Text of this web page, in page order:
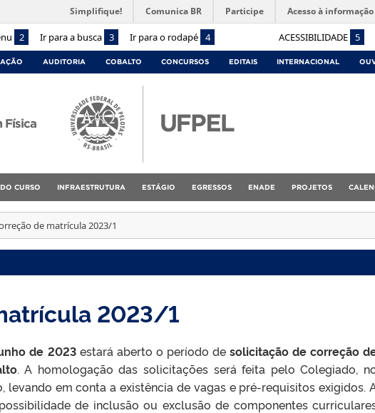
2 Ir para a busca 3 Ir para o rodapé 4 ACESSIBILIDADE 5
Simplifique! Comunica BR Participe Acesso à informação
AUDITORIA COBALTO CONCURSOS EDITAIS INTERNACIONAL
Física
CURSO INFRAESTRUTURA ESTÁGIO EGRESSOS ENADE PROJETOS
de matrícula 2023/1
2023/1
de 2023estará aberto o período de solicitação de correção
. A homologação das solicitações será feita pelo Colegiado,
levando em conta a existência de vagas e pré-requisitos exigidos.
de inclusão ou exclusão de componentes